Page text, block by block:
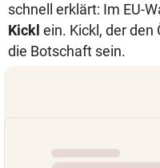
schnell erklärt: Im EU-
Kickl ein. Kickl, der
die Botschaft sein.